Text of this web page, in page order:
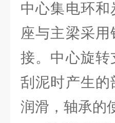
中心集电环
座与主梁采
接。中心旋
刮泥时产生
润滑，轴承的